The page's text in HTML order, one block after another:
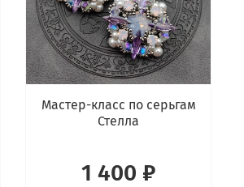
Мастер-класс по серьгам
Стелла
1 400 ₽